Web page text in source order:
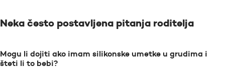
Neka često postavljena pitanja roditelja
Mogu li dojiti ako imam silikonske umetke u grudima i
šteti li to bebi?